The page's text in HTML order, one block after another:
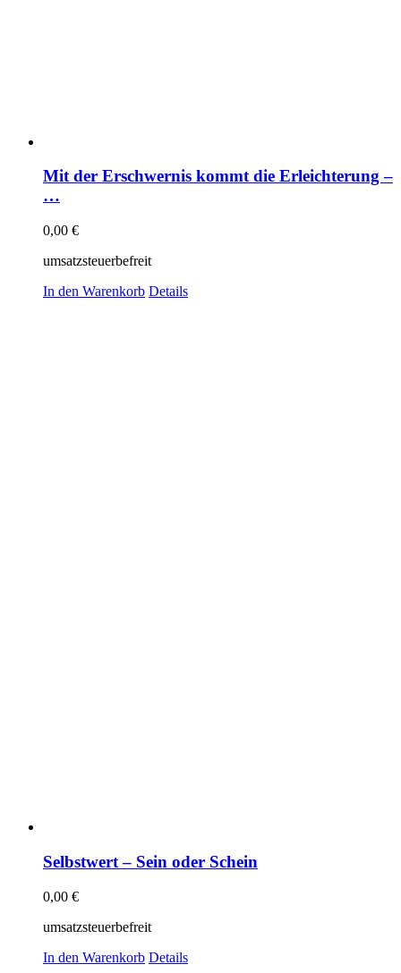
Mit der Erschwernis kommt die Erleichterung –
…
0,00 €
umsatzsteuerbefreit
In den Warenkorb Details
Selbstwert – Sein oder Schein
0,00 €
umsatzsteuerbefreit
In den Warenkorb Details